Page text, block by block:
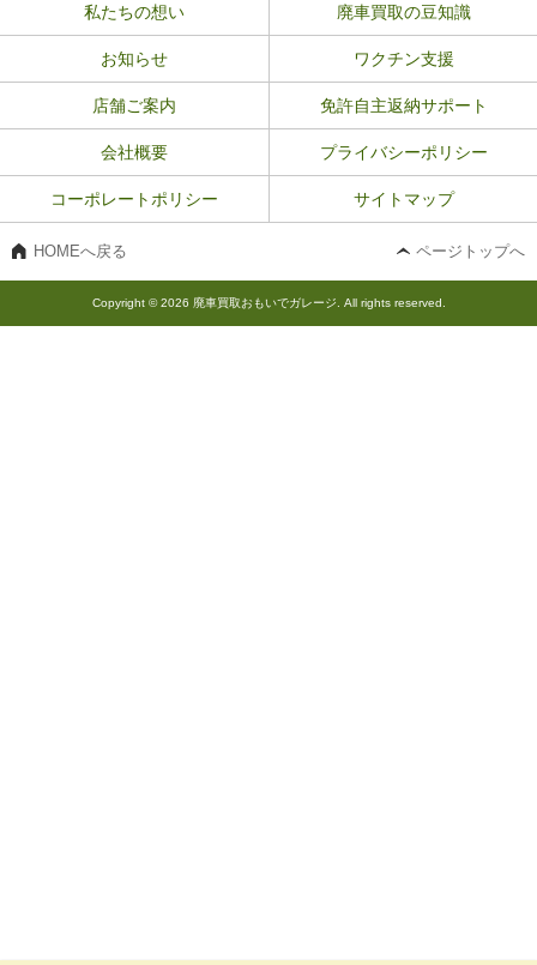
私たちの想い 廃車買取の豆知識
お知らせ ワクチン支援
店舗ご案内 免許自主返納サポート
会社概要 プライバシーポリシー
コーポレートポリシー サイトマップ
HOMEへ戻る ページトップへ
Copyright © 2026 廃車買取おもいでガレージ. All rights reserved.